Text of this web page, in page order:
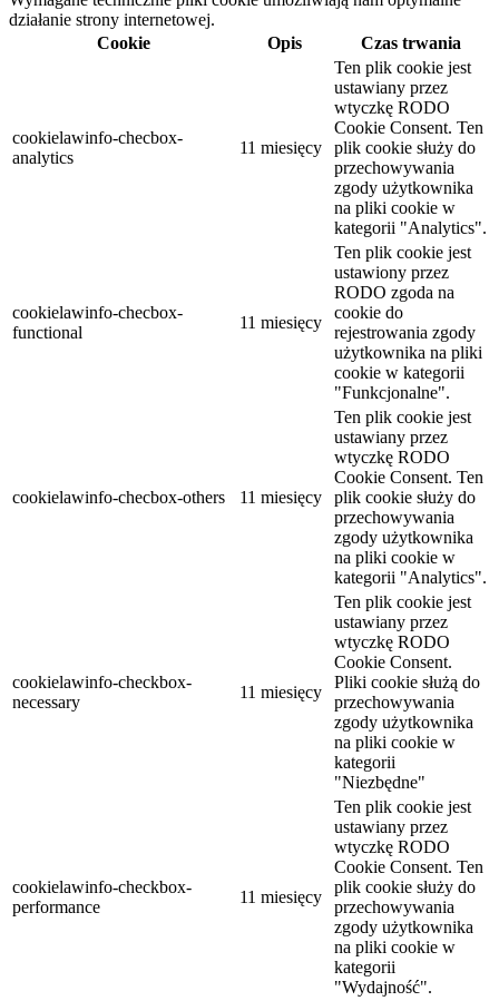
działanie strony internetowej.
Cookie
Opis Czas trwania
cookielawinfo-checbox-
analytics
11 miesięcy
Ten plik cookie jest
ustawiany przez
wtyczkę RODO
Cookie Consent. Ten
plik cookie służy do
przechowywania
zgody użytkownika
na pliki cookie w
kategorii "Analytics".
cookielawinfo-checbox-
functional
11 miesięcy
Ten plik cookie jest
ustawiony przez
RODO zgoda na
cookie do
rejestrowania zgody
użytkownika na pliki
cookie w kategorii
"Funkcjonalne".
cookielawinfo-checbox-others 11 miesięcy
Ten plik cookie jest
ustawiany przez
wtyczkę RODO
Cookie Consent. Ten
plik cookie służy do
przechowywania
zgody użytkownika
na pliki cookie w
kategorii "Analytics".
cookielawinfo-checkbox-
necessary
11 miesięcy
Ten plik cookie jest
ustawiany przez
wtyczkę RODO
Cookie Consent.
Pliki cookie służą do
przechowywania
zgody użytkownika
na pliki cookie w
kategorii
"Niezbędne"
cookielawinfo-checkbox-
performance
11 miesięcy
Ten plik cookie jest
ustawiany przez
wtyczkę RODO
Cookie Consent. Ten
plik cookie służy do
przechowywania
zgody użytkownika
na pliki cookie w
kategorii
"Wydajność".